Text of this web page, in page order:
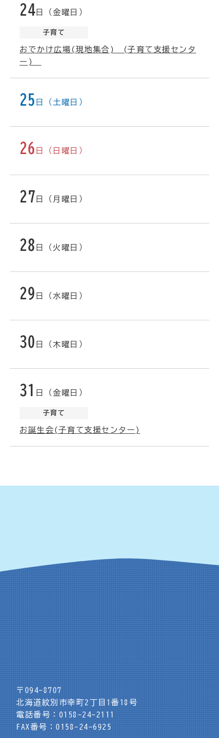
24 日（金曜日）
子育て
おでかけ広場(現地集合) (子育て支援センタ
ー)
25 日（土曜日）
26 日（日曜日）
27 日（月曜日）
28 日（火曜日）
29 日（水曜日）
30 日（木曜日）
31 日（金曜日）
子育て
お誕生会(子育て支援センター)
〒094-8707
北海道紋別市幸町2丁目1番18号
電話番号：0158-24-2111
FAX番号：0158-24-6925